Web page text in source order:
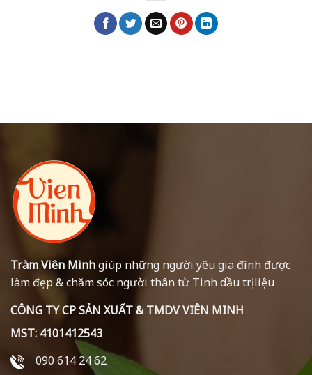
Tràm Viên Minhgiúp những người yêu gia đình được
làm đẹp & chăm sóc người thân từ Tinh dầu trị liệu
CÔNG TY CP SẢN XUẤT & TMDV VIÊN MINH
MST: 4101412543
090 614 24 62